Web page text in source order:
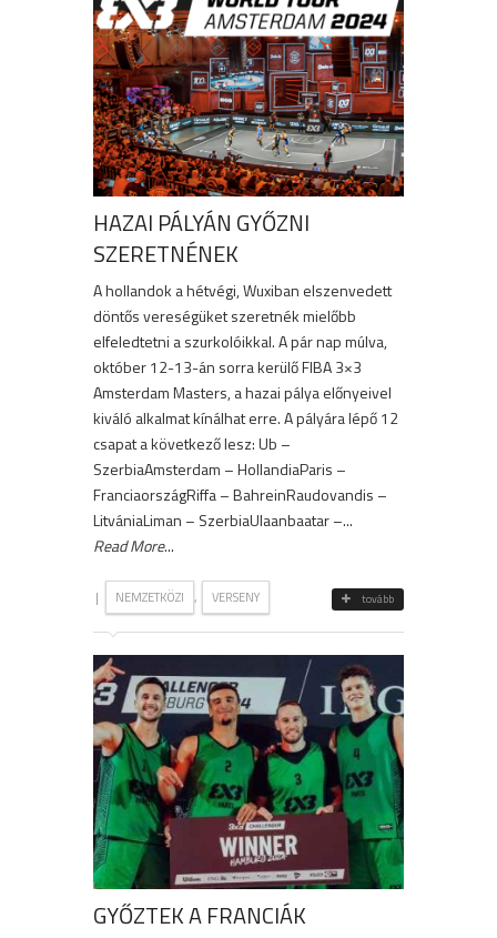
HAZAI PÁLYÁN GYŐZNI
SZERETNÉNEK
A hollandok a hétvégi, Wuxiban elszenvedett
döntős vereségüket szeretnék mielőbb
elfeledtetni a szurkolóikkal. A pár nap múlva,
október 12-13-án sorra kerülő FIBA 3×3
Amsterdam Masters, a hazai pálya előnyeivel
kiváló alkalmat kínálhat erre. A pályára lépő 12
csapat a következő lesz: Ub –
SzerbiaAmsterdam – HollandiaParis –
FranciaországRiffa – BahreinRaudovandis –
LitvániaLiman – SzerbiaUlaanbaatar –...
Read More...
| NEMZETKÖZI , VERSENY tovább
GYŐZTEK A FRANCIÁK